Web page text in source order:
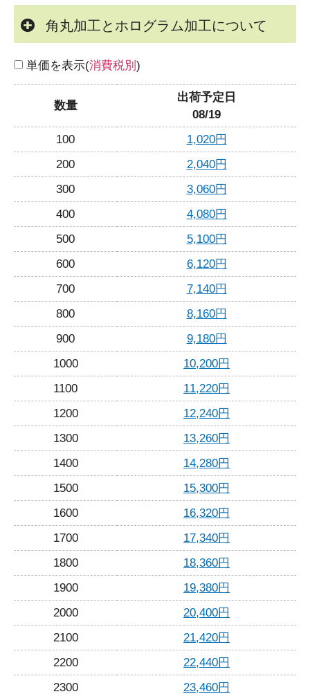
角丸加工とホログラム加工について
単価を表示(消費税別 )
数量
出荷予定日
08/19
100
1,020円
200
2,040円
300
3,060円
400
4,080円
500
5,100円
600
6,120円
700
7,140円
800
8,160円
900
9,180円
1000
10,200円
1100
11,220円
1200
12,240円
1300
13,260円
1400
14,280円
1500
15,300円
1600
16,320円
1700
17,340円
1800
18,360円
1900
19,380円
2000
20,400円
2100
21,420円
2200
22,440円
2300
23,460円